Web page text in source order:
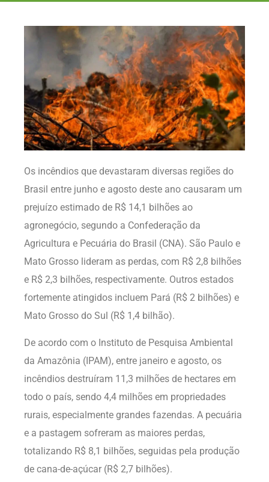
Os incêndios que devastaram diversas regiões do
Brasil entre junho e agosto deste ano causaram um
prejuízo estimado de R$ 14,1 bilhões ao
agronegócio, segundo a Confederação da
Agricultura e Pecuária do Brasil (CNA). São Paulo e
Mato Grosso lideram as perdas, com R$ 2,8 bilhões
e R$ 2,3 bilhões, respectivamente. Outros estados
fortemente atingidos incluem Pará (R$ 2 bilhões) e
Mato Grosso do Sul (R$ 1,4 bilhão).
De acordo com o Instituto de Pesquisa Ambiental
da Amazônia (IPAM), entre janeiro e agosto, os
incêndios destruíram 11,3 milhões de hectares em
todo o país, sendo 4,4 milhões em propriedades
rurais, especialmente grandes fazendas. A pecuária
e a pastagem sofreram as maiores perdas,
totalizando R$ 8,1 bilhões, seguidas pela produção
de cana-de-açúcar (R$ 2,7 bilhões).